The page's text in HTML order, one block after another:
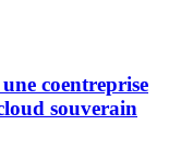
coentreprise
souverain